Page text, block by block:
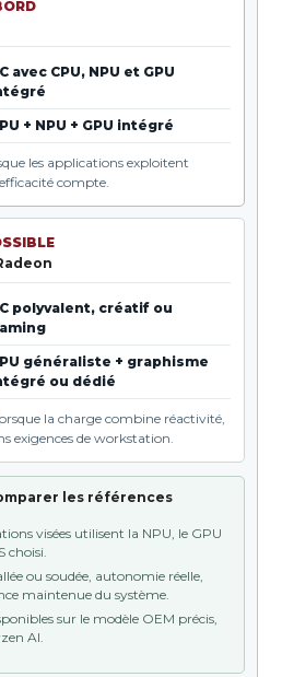
avec CPU, NPU et GPU
+ NPU + GPU intégré
les applications exploitent
compte.
polyvalent, créatif ou
généraliste + graphisme
ou dédié
la charge combine réactivité,
exigences de workstation.
les références
visées utilisent la NPU, le GPU
choisi.
ou soudée, autonomie réelle,
maintenue du système.
sur le modèle OEM précis,
AI.